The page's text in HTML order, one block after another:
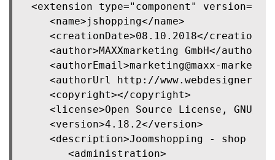
<extension type="component"
   <name>jshopping</name>
<creationDate>08.10.2018</
   <author>MAXXmarketing GmbH</author>
<authorEmail>marketing@maxx-
<authorUrl http://www.webdesigner-
   <copyright></copyright>
<license>Open Source License, GNU/
   <version>4.18.2</version>
<description>Joomshopping - shop
      <administration>